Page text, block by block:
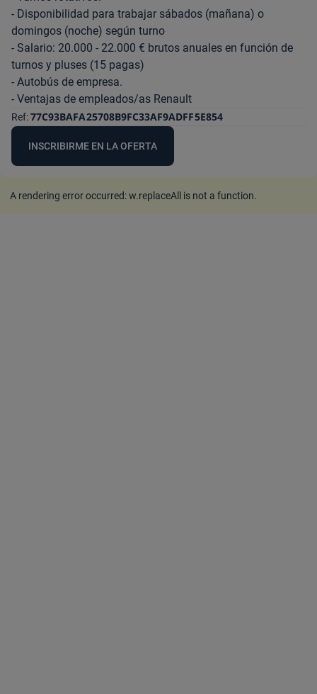
- Disponibilidad para trabajar sábados (mañana) o
domingos (noche) según turno
- Salario: 20.000 - 22.000 € brutos anuales en función de
turnos y pluses (15 pagas)
- Autobús de empresa.
- Ventajas de empleados/as Renault
Ref:77C93BAFA25708B9FC33AF9ADFF5E854
INSCRIBIRME EN LA OFERTA
A rendering error occurred:w.replaceAll is not a function.